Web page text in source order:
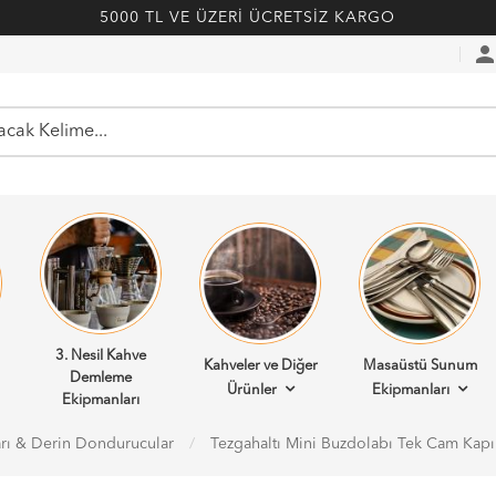
5000 TL VE ÜZERİ ÜCRETSİZ KARGO
3. Nesil Kahve
Demleme
Ekipmanları
Kahveler ve Diğer
Ürünler
Masaüstü Sunum
Ekipmanları
& Derin Dondurucular Tezgahaltı Mini Buzdolabı Tek Cam